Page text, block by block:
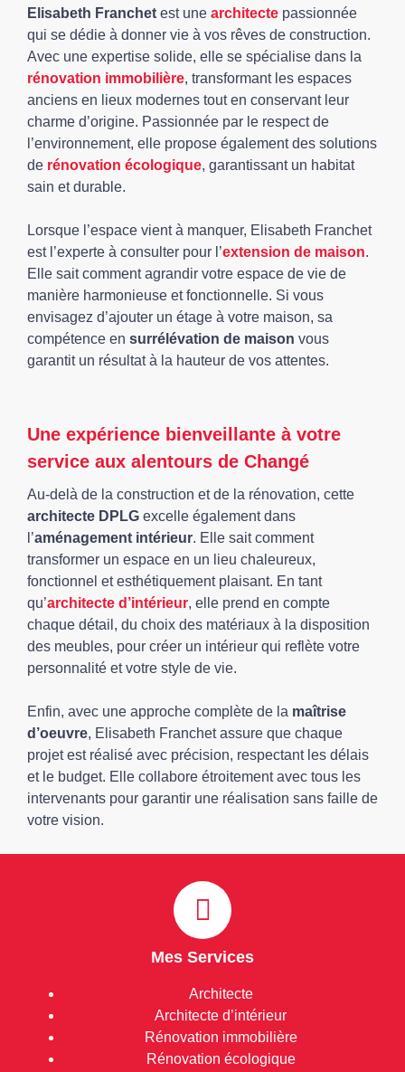
Elisabeth Franchet est une architecte passionnée
qui se dédie à donner vie à vos rêves de construction.
Avec une expertise solide, elle se spécialise dans la
rénovation immobilière, transformant les espaces
anciens en lieux modernes tout en conservant leur
charme d’origine. Passionnée par le respect de
l’environnement, elle propose également des solutions
de rénovation écologique, garantissant un habitat
sain et durable.
Lorsque l’espace vient à manquer, Elisabeth Franchet
est l’experte à consulter pour l’extension de maison.
Elle sait comment agrandir votre espace de vie de
manière harmonieuse et fonctionnelle. Si vous
envisagez d’ajouter un étage à votre maison, sa
compétence en surrélévation de maison vous
garantit un résultat à la hauteur de vos attentes.
Une expérience bienveillante à votre
service aux alentours de Changé
Au-delà de la construction et de la rénovation, cette
architecte DPLG excelle également dans
l’aménagement intérieur. Elle sait comment
transformer un espace en un lieu chaleureux,
fonctionnel et esthétiquement plaisant. En tant
qu’architecte d’intérieur, elle prend en compte
chaque détail, du choix des matériaux à la disposition
des meubles, pour créer un intérieur qui reflète votre
personnalité et votre style de vie.
Enfin, avec une approche complète de la maîtrise
d’oeuvre, Elisabeth Franchet assure que chaque
projet est réalisé avec précision, respectant les délais
et le budget. Elle collabore étroitement avec tous les
intervenants pour garantir une réalisation sans faille de
votre vision.
Mes Services
Architecte
Architecte d’intérieur
Rénovation immobilière
Rénovation écologique